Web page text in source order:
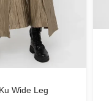
or Search Button
Wide Leg